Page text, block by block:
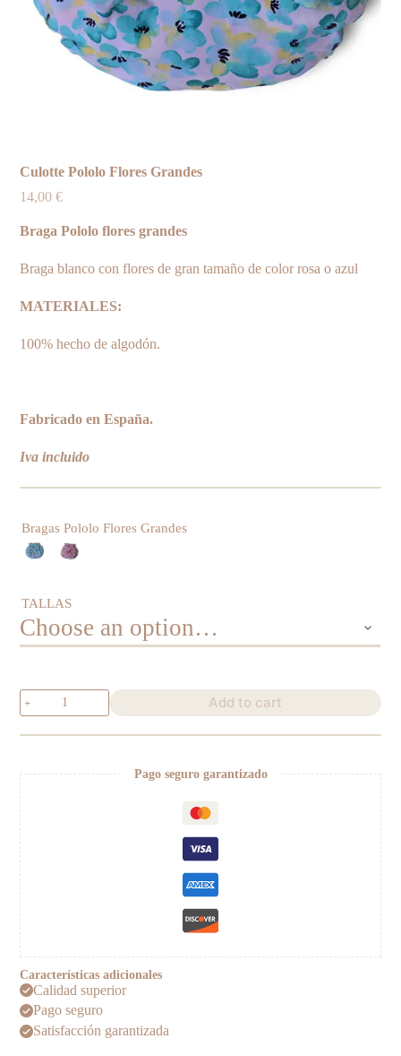
Culotte Pololo Flores Grandes
14,00€
Braga Pololo flores grandes
Braga blanco con flores de gran tamaño de color rosa o azul
MATERIALES:
100% hecho de algodón.
Fabricado en España.
Iva incluido
Bragas Pololo Flores Grandes
TALLAS
Culotte
Pololo
Grandes
Add to cart
Pago seguro garantizado
Características adicionales
Calidad superior
Pago seguro
Satisfacción garantizada